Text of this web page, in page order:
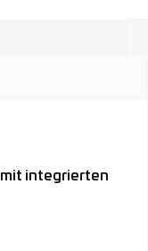
integrierten